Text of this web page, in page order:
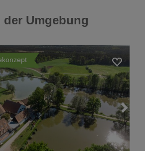
Umgebung
Loading...